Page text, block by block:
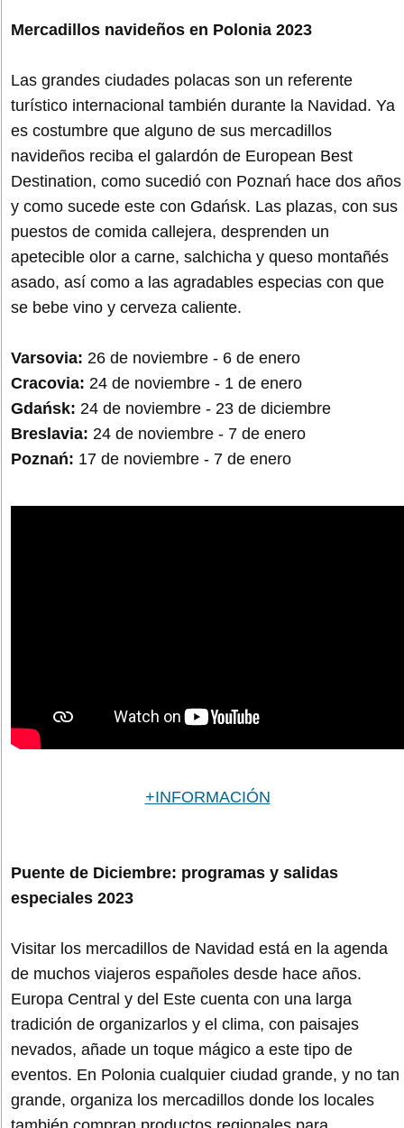
Mercadillos navideños en Polonia 2023
Las grandes ciudades polacas son un referente
turístico internacional también durante la Navidad. Ya
es costumbre que alguno de sus mercadillos
navideños reciba el galardón de European Best
Destination, como sucedió con Poznań hace dos años
y como sucede este con Gdańsk. Las plazas, con sus
puestos de comida callejera, desprenden un
apetecible olor a carne, salchicha y queso montañés
asado, así como a las agradables especias con que
se bebe vino y cerveza caliente.
Varsovia: 26 de noviembre - 6 de enero
Cracovia: 24 de noviembre - 1 de enero
Gdańsk: 24 de noviembre - 23 de diciembre
Breslavia: 24 de noviembre - 7 de enero
Poznań: 17 de noviembre - 7 de enero
+INFORMACIÓN
Puente de Diciembre: programas y salidas
especiales 2023
Visitar los mercadillos de Navidad está en la agenda
de muchos viajeros españoles desde hace años.
Europa Central y del Este cuenta con una larga
tradición de organizarlos y el clima, con paisajes
nevados, añade un toque mágico a este tipo de
eventos. En Polonia cualquier ciudad grande, y no tan
grande, organiza los mercadillos donde los locales